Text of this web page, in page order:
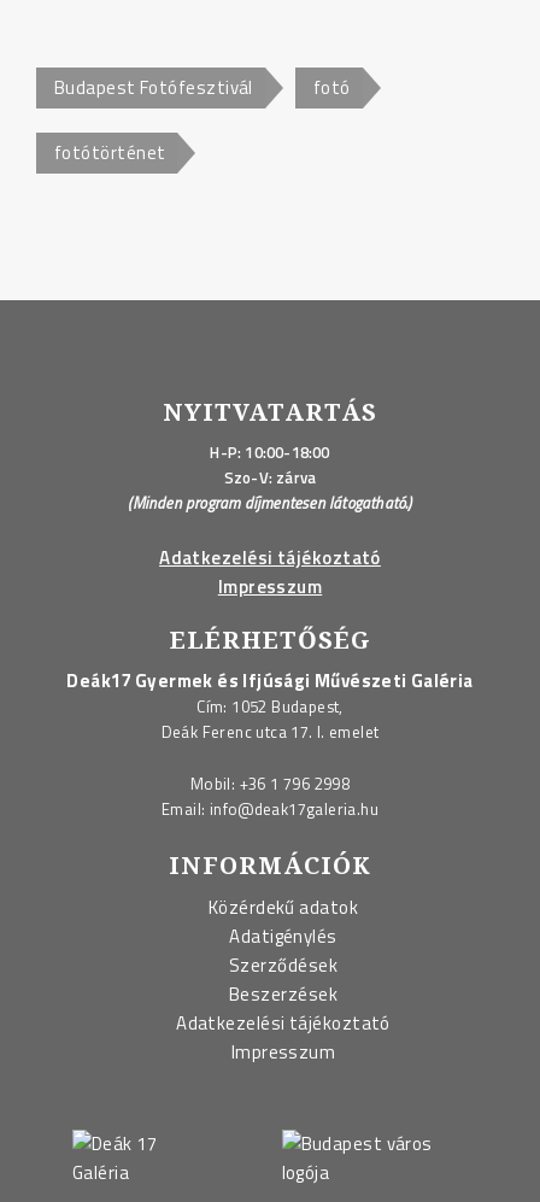
Budapest Fotófesztivál fotó
fotótörténet
NYITVATARTÁS
H-P: 10:00-18:00
Szo-V: zárva
(Minden program díjmentesen látogatható.)
Adatkezelési tájékoztató
Impresszum
ELÉRHETŐSÉG
Deák17 Gyermek és Ifjúsági Művészeti Galéria
Cím: 1052 Budapest,
Deák Ferenc utca 17. I. emelet
Mobil: +36 1 796 2998
Email: info@deak17galeria.hu
INFORMÁCIÓK
Közérdekű adatok
Adatigénylés
Szerződések
Beszerzések
Adatkezelési tájékoztató
Impresszum